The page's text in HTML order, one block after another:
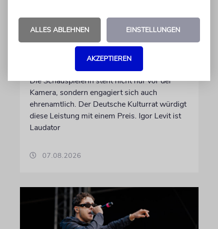
BERLIN
Einsatz gegen Judenhass:
Iris Berben erhält Deutschen
Kulturpolitikpreis
Die Schauspielerin steht nicht nur vor der
Kamera, sondern engagiert sich auch
ehrenamtlich. Der Deutsche Kulturrat würdigt
diese Leistung mit einem Preis. Igor Levit ist
Laudator
07.08.2026
ALLES ABLEHNEN EINSTELLUNGEN
AKZEPTIEREN